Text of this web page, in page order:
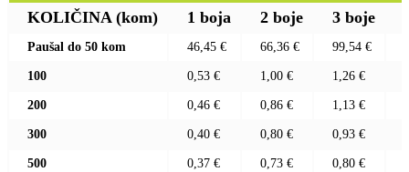
KOLIČINA (kom) 1 boja 2 boje 3 boje
Paušal do 50 kom 46,45 € 66,36 € 99,54 €
100 0,53 € 1,00 € 1,26 €
200 0,46 € 0,86 € 1,13 €
300 0,40 € 0,80 € 0,93 €
500 0,37 € 0,73 € 0,80 €